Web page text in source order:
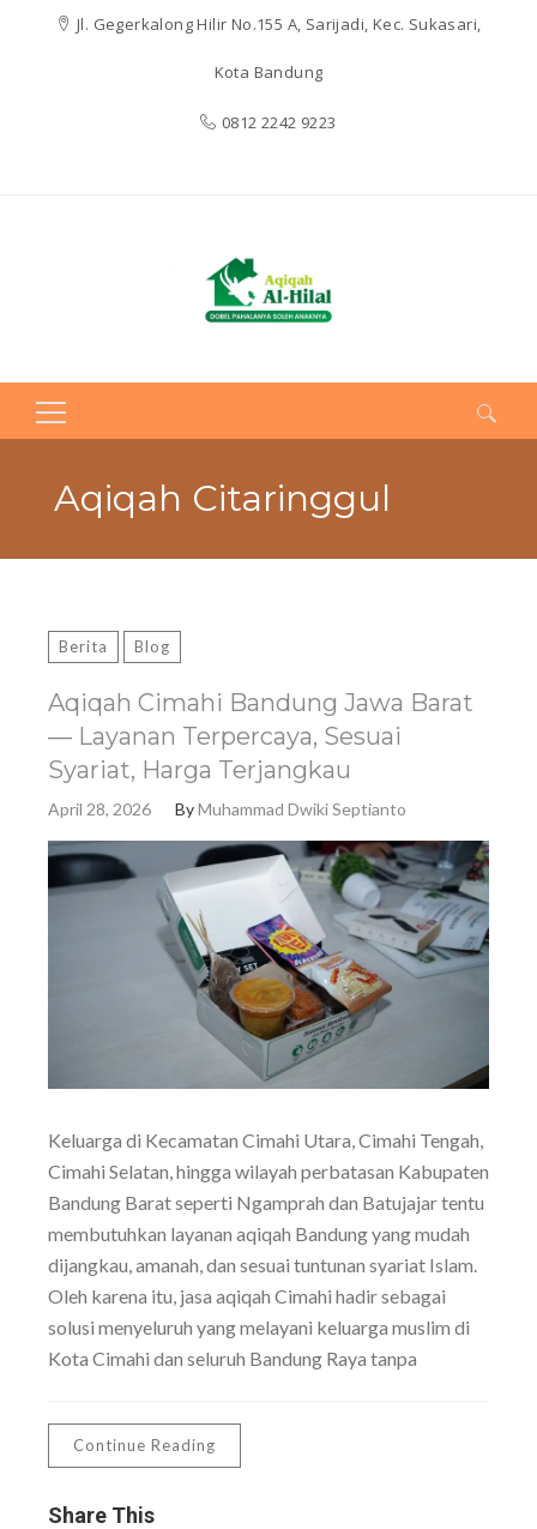
Jl. Gegerkalong Hilir No.155 A, Sarijadi, Kec. Sukasari,
Kota Bandung
0812 2242 9223
Search
Aqiqah Citaringgul
Berita Blog
Aqiqah Cimahi Bandung Jawa Barat
— Layanan Terpercaya, Sesuai
Syariat, Harga Terjangkau
April 28, 2026 ByMuhammad Dwiki Septianto
Keluarga di Kecamatan Cimahi Utara, Cimahi Tengah,
Cimahi Selatan, hingga wilayah perbatasan Kabupaten
Bandung Barat seperti Ngamprah dan Batujajar tentu
membutuhkan layanan aqiqah Bandung yang mudah
dijangkau, amanah, dan sesuai tuntunan syariat Islam.
Oleh karena itu, jasa aqiqah Cimahi hadir sebagai
solusi menyeluruh yang melayani keluarga muslim di
Kota Cimahi dan seluruh Bandung Raya tanpa
Continue Reading
Share This